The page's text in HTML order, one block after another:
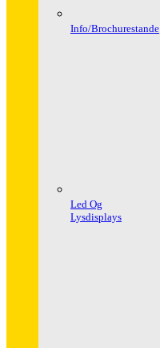
Info/Brochurestande
Led Og
Lysdisplays